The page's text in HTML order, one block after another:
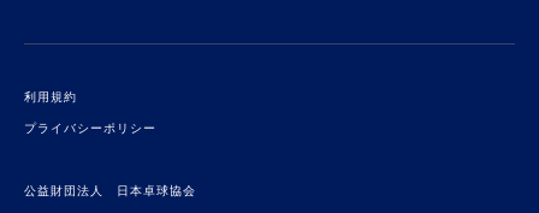
利用規約
プライバシーポリシー
公益財団法人 日本卓球協会